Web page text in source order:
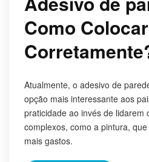
Como Colocar
Atualmente, o adesivo de
opção mais interessante aos
praticidade ao invés de lidarem
complexos, como a pintura,
mais gastos.